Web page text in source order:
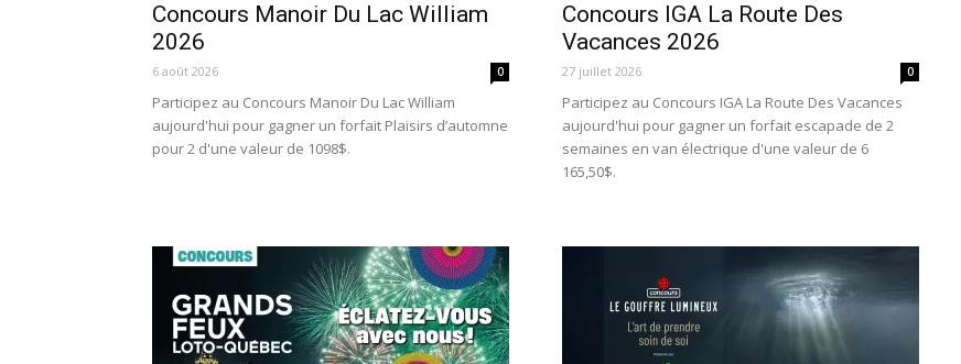
Concours Manoir Du Lac William
2026
6 août 2026 0
Participez au Concours Manoir Du Lac William
aujourd'hui pour gagner un forfait Plaisirs d’automne
pour 2 d'une valeur de 1098$.
Concours IGA La Route Des
Vacances 2026
27 juillet 2026 0
Participez au Concours IGA La Route Des Vacances
aujourd'hui pour gagner un forfait escapade de 2
semaines en van électrique d'une valeur de 6
165,50$.